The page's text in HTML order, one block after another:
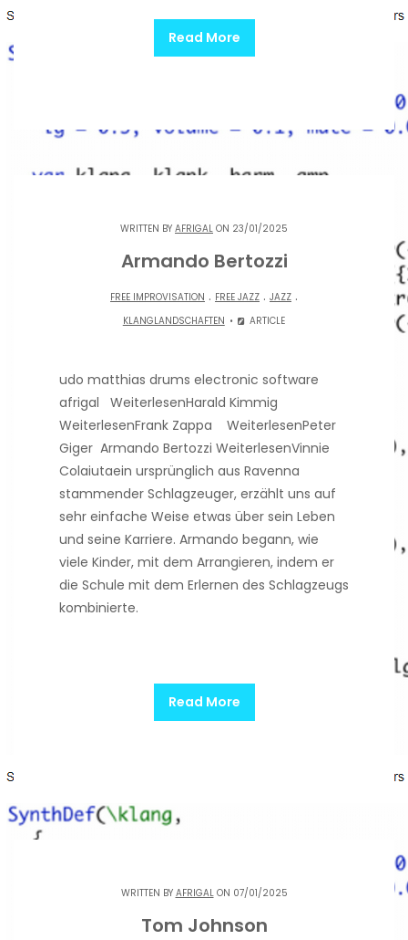
Read More
WRITTEN BY AFRIGAL ON 23/01/2025
Armando Bertozzi
FREE IMPROVISATION . FREE JAZZ . JAZZ .
KLANGLANDSCHAFTEN ARTICLE
udo matthias drums electronic software
afrigal WeiterlesenHarald Kimmig
WeiterlesenFrank Zappa WeiterlesenPeter
Giger Armando Bertozzi WeiterlesenVinnie
Colaiutaein ursprünglich aus Ravenna
stammender Schlagzeuger, erzählt uns auf
sehr einfache Weise etwas über sein Leben
und seine Karriere. Armando begann, wie
viele Kinder, mit dem Arrangieren, indem er
die Schule mit dem Erlernen des Schlagzeugs
kombinierte.
Read More
WRITTEN BY AFRIGALON 07/01/2025
Tom Johnson